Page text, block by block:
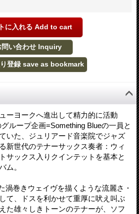
ーヨークへ進出して精力的に活動
ループ企画=Something Blueの一員と
いた、ジュリアード音楽院でジャズ
新世代のテナーサックス奏者：ウィ
サックス入りクインテットを基本と
ム。
渦巻きウェイヴを描くような流麗さ・
て、ドスを利かせて重厚に吠え叫ぶ
た雄々しきトーンのテナーが、ソフ